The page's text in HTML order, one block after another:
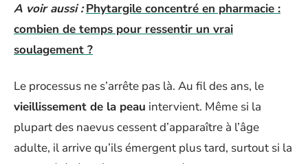
A voir aussi : Phytargile concentré en pharmacie :
combien de temps pour ressentir un vrai
soulagement ?
Le processus ne s’arrête pas là. Au fil des ans, le
vieillissement de la peau intervient. Même si la
plupart des naevus cessent d’apparaître à l’âge
adulte, il arrive qu’ils émergent plus tard, surtout si la